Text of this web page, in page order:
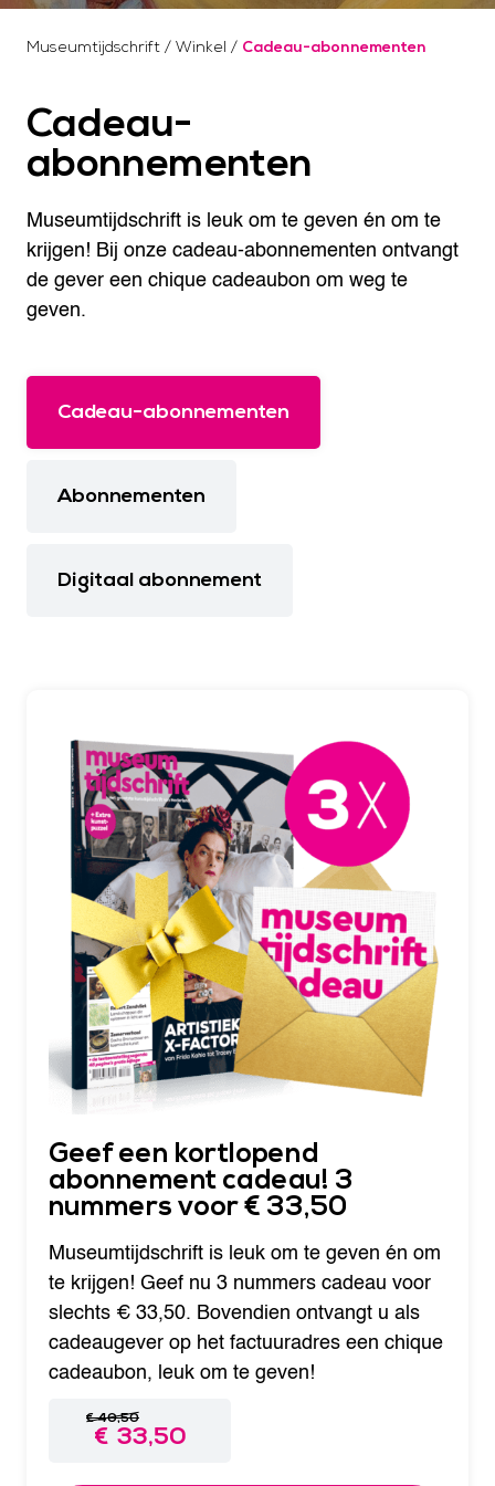
Museumtijdschrift / Winkel / Cadeau-abonnementen
Cadeau-
abonnementen
Museumtijdschrift is leuk om te geven én om te
krijgen! Bij onze cadeau-abonnementen ontvangt
de gever een chique cadeaubon om weg te
geven.
Cadeau-abonnementen
Abonnementen
Digitaal abonnement
Geef een kortlopend
abonnement cadeau! 3
nummers voor € 33,50
Museumtijdschrift is leuk om te geven én om
te krijgen! Geef nu 3 nummers cadeau voor
slechts € 33,50. Bovendien ontvangt u als
cadeaugever op het factuuradres een chique
cadeaubon, leuk om te geven!
€40,50
O
€ 33,50
H